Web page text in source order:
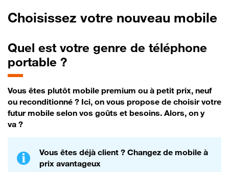
Choisissez votre nouveau mobile
Quel est votre genre de téléphone
portable ?
Vous êtes plutôt mobile premium ou à petit prix, neuf
ou reconditionné ? Ici, on vous propose de choisir votre
futur mobile selon vos goûts et besoins. Alors, on y
va ?
Vous êtes déjà client ? Changez de mobile à
prix avantageux